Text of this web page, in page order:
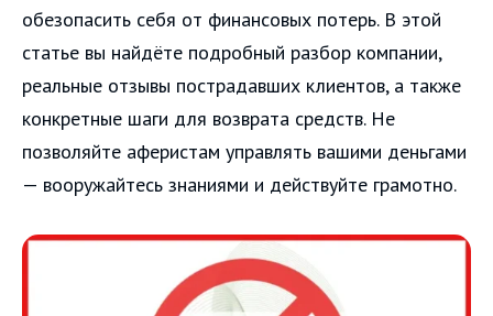
обезопасить себя от финансовых потерь. В этой
статье вы найдёте подробный разбор компании,
реальные отзывы пострадавших клиентов, а также
конкретные шаги для возврата средств. Не
позволяйте аферистам управлять вашими деньгами
— вооружайтесь знаниями и действуйте грамотно.